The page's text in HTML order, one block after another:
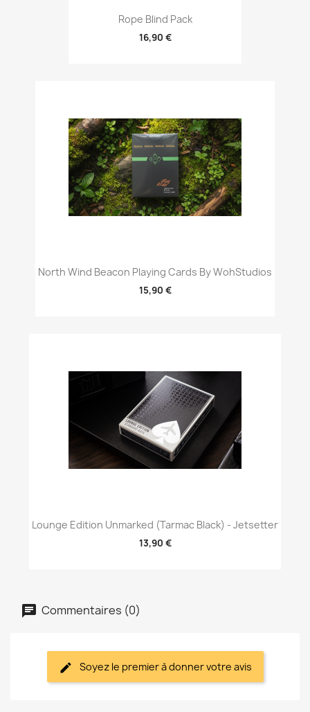
Rope Blind Pack
16,90 €
North Wind Beacon Playing Cards By WohStudios
15,90 €
Lounge Edition Unmarked (Tarmac Black) - Jetsetter
13,90 €
Commentaires (0)
Soyez le premier à donner votre avis